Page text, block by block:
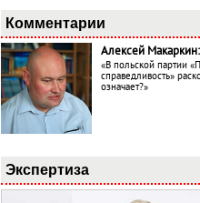
Комментарии
Алексей Макаркин:
«В польской партии
справедливость»
означает?»
Экспертиза